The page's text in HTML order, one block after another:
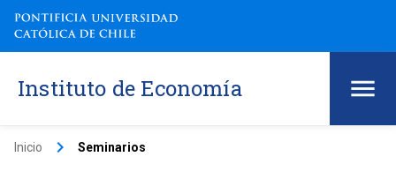
Instituto de Economía
Inicio keyboard_arrow_right Seminarios